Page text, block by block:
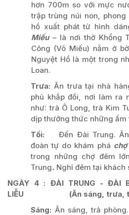
hơn 700m so với mực
trập trùng núi non, phong
hồ xuất phát từ hình
Miếu– là nơi thờ Khổng
Công (Võ Miếu) nằm ở
Nguyệt Hồ là một trong
Loan.
Trưa: Ăn trưa tại nhà
phủ khắp đồi, nơi làm ra
như: trà Ô Long, trà Kim
dịp thưởng thức những ấm
Tối: Đến Đài Trung. Ăn
đoàn tự do khám phá
trong những chợ đêm
Trung. Nghỉ đêm tại khách
NGÀY 4 : ĐÀI TRUNG - ĐÀI
LIỄU (Ăn sáng, trưa,
Sáng: Ăn sáng, trả